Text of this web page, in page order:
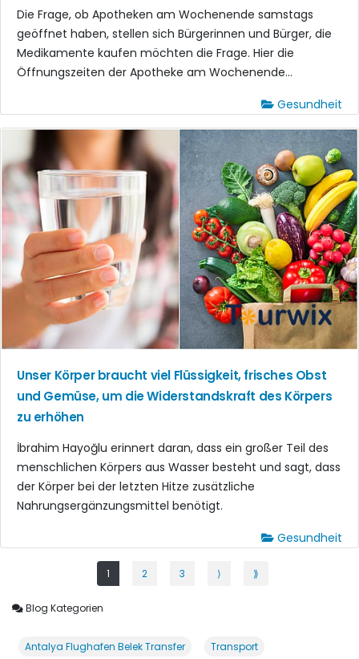
Die Frage, ob Apotheken am Wochenende samstags
geöffnet haben, stellen sich Bürgerinnen und Bürger, die
Medikamente kaufen möchten die Frage. Hier die
Öffnungszeiten der Apotheke am Wochenende...
Gesundheit
Unser Körper braucht viel Flüssigkeit, frisches Obst
und Gemüse, um die Widerstandskraft des Körpers
zu erhöhen
İbrahim Hayoğlu erinnert daran, dass ein großer Teil des
menschlichen Körpers aus Wasser besteht und sagt, dass
der Körper bei der letzten Hitze zusätzliche
Nahrungsergänzungsmittel benötigt.
Gesundheit
1 2 3 ⟩ ⟫
Blog Kategorien
Antalya Flughafen Belek Transfer Transport